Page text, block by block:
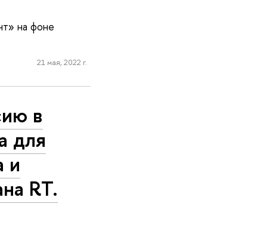
на фоне
21 мая, 2022 г.
в
для
и
RT.